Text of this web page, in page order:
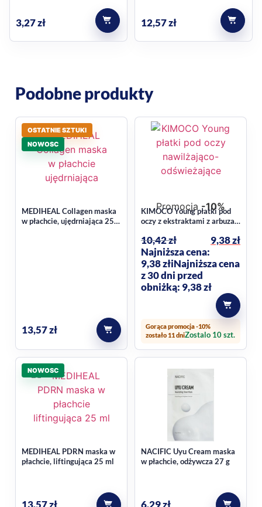
3,27zł 12,57zł
Podobne produkty
OSTATNIE SZTUKI
NOWOSC
MEDIHEAL Collagen maska
w płachcie, ujędrniająca 25
13,57zł
Promocja -10%
KIMOCO Young płatki pod
oczy z ekstraktami z arbuza i
odświeżające 40 g
10,42zł 9,38zł
Najniższa cena:
9,38złiNajniższa cena
z 30 dni przed
obniżką: 9,38 zł
Gorąca promocja -10%
zostało 11 dniZostalo 10 szt.
NOWOSC
MEDIHEAL PDRN maska w
płachcie, liftingująca 25 ml
NACIFIC Uyu Cream maska
w płachcie, odżywcza 27 g